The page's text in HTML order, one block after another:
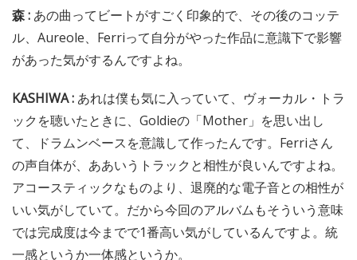
森 : あの曲ってビートがすごく印象的で、その後のコッテ
ル、Aureole、Ferriって自分がやった作品に意識下で影響
があった気がするんですよね。
KASHIWA : あれは僕も気に入っていて、ヴォーカル・トラ
ックを聴いたときに、Goldieの「Mother」を思い出し
て、ドラムンベースを意識して作ったんです。Ferriさん
の声自体が、ああいうトラックと相性が良いんですよね。
アコースティックなものより、退廃的な電子音との相性が
いい気がしていて。だから今回のアルバムもそういう意味
では完成度は今までで1番高い気がしているんですよ。統
一感というか一体感というか。